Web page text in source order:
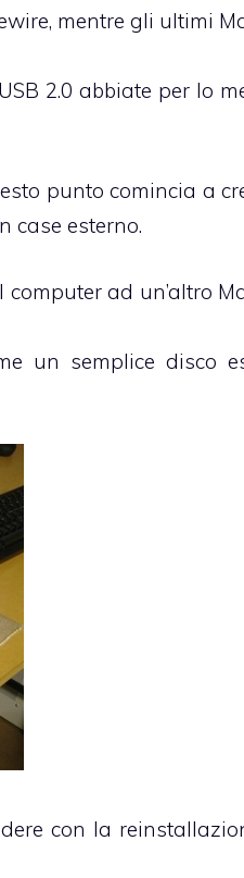
mentre gli ultimi
2.0 abbiate per lo
punto comincia a
case esterno.
ad un’altro
un semplice disco
con la